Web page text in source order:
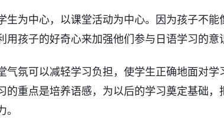
生为中心，以课堂活动为中心。因为孩子不能
用孩子的好奇心来加强他们参与日语学习的意
气氛可以减轻学习负担，使学生正确地面对学
的重点是培养语感，为以后的学习奠定基础，